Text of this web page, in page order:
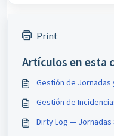
Print
Artículos en esta
Gestión de Jornadas
Gestión de
Dirty Log — Jornadas